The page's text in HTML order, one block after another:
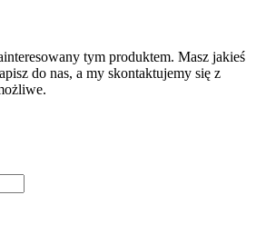
tym produktem. Masz jakieś
do nas, a my skontaktujemy się z